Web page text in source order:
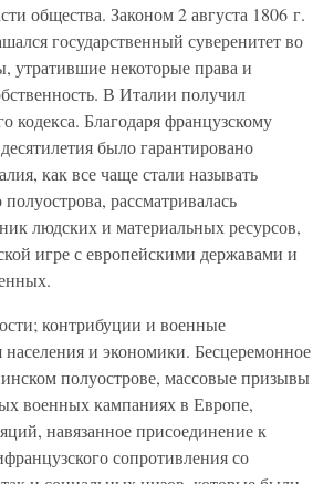
общества. Законом 2 августа 1806 г.
государственный суверенитет во
утратившие некоторые права и
В Италии получил
кодекса. Благодаря французскому
было гарантировано
как все чаще стали называть
рассматривалась
людских и материальных ресурсов,
игре с европейскими державами и
контрибуции и военные
и экономики. Бесцеремонное
полуострове, массовые призывы
военных кампаниях в Европе,
навязанное присоединение к
сопротивления со